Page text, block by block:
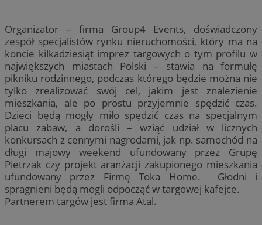
Organizator – firma Group4 Events, doświadczony
zespół specjalistów rynku nieruchomości, który ma na
koncie kilkadziesiąt imprez targowych o tym profilu w
największych miastach Polski – stawia na formułę
pikniku rodzinnego, podczas którego będzie można nie
tylko zrealizować swój cel, jakim jest znalezienie
mieszkania, ale po prostu przyjemnie spędzić czas.
Dzieci będą mogły miło spędzić czas na specjalnym
placu zabaw, a dorośli – wziąć udział w licznych
konkursach z cennymi nagrodami, jak np. samochód na
długi majowy weekend ufundowany przez Grupę
Pietrzak czy projekt aranżacji zakupionego mieszkania
ufundowany przez Firmę Toka Home. Głodni i
spragnieni będą mogli odpocząć w targowej kafejce.
Partnerem targów jest firma Atal.